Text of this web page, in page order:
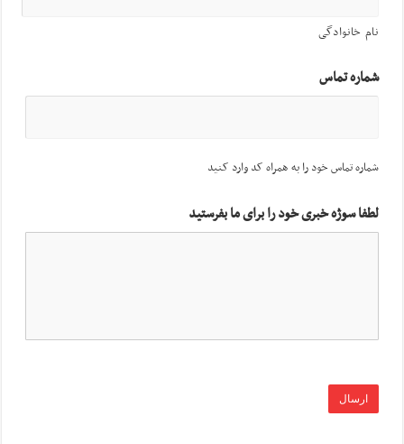
نام خانوادگی
شماره تماس
شماره تماس خود را به همراه کد وارد کنید
لطفا سوژه خبری خود را برای ما بفرستید